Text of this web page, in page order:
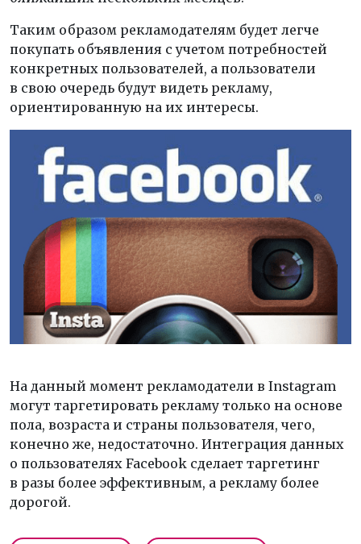
Таким образом рекламодателям будет легче
покупать объявления с учетом потребностей
конкретных пользователей, а пользователи
в свою очередь будут видеть рекламу,
ориентированную на их интересы.
На данный момент рекламодатели в Instagram
могут таргетировать рекламу только на основе
пола, возраста и страны пользователя, чего,
конечно же, недостаточно. Интеграция данных
о пользователях Facebook сделает таргетинг
в разы более эффективным, а рекламу более
дорогой.